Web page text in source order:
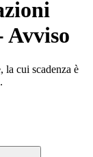
Avviso
la cui scadenza è